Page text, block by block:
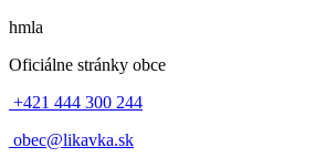
hmla
Oficiálne stránky obce
+421 444 300 244
obec@likavka.sk